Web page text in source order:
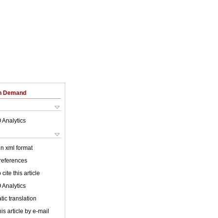
Demand
Analytics
xml format
cite this article
Analytics
translation
article by e-mail